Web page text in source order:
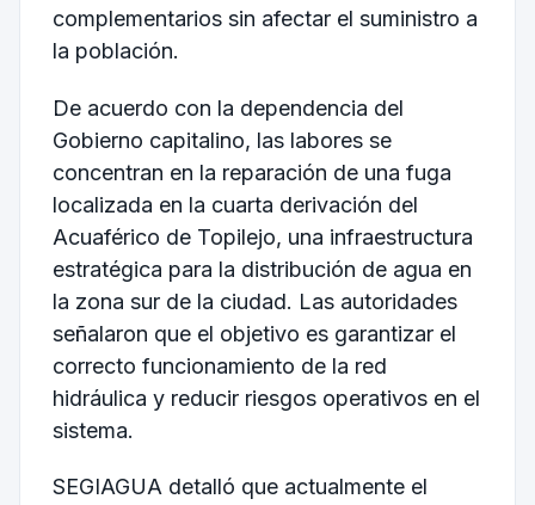
complementarios sin afectar el suministro a
la población.
De acuerdo con la dependencia del
Gobierno capitalino, las labores se
concentran en la reparación de una fuga
localizada en la cuarta derivación del
Acuaférico de Topilejo, una infraestructura
estratégica para la distribución de agua en
la zona sur de la ciudad. Las autoridades
señalaron que el objetivo es garantizar el
correcto funcionamiento de la red
hidráulica y reducir riesgos operativos en el
sistema.
SEGIAGUA detalló que actualmente el